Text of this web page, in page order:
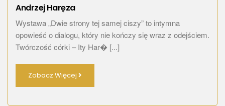
Andrzej Haręza
Wystawa „Dwie strony tej samej ciszy” to intymna
opowieść o dialogu, który nie kończy się wraz z odejściem.
Twórczość córki – Ity Har� [...]
Zobacz Więcej